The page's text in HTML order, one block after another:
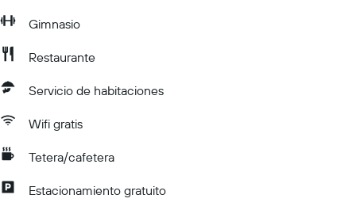
Gimnasio
Restaurante
Servicio de habitaciones
Wifi gratis
Tetera/cafetera
Estacionamiento gratuito